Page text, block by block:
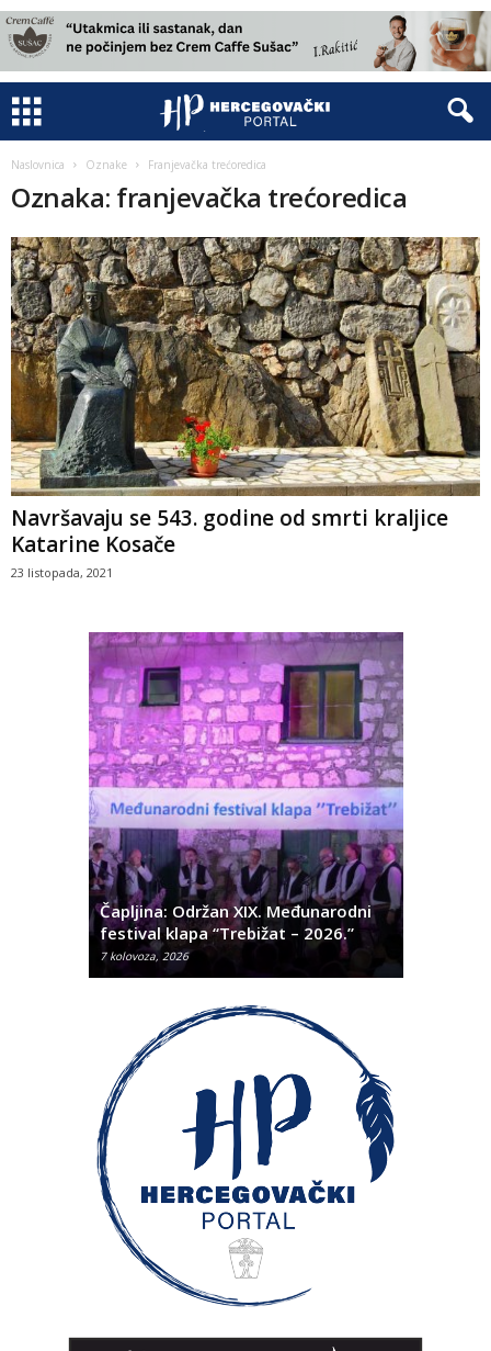
Naslovnica Oznake Franjevačka trećoredica
Oznaka: franjevačka trećoredica
Navršavaju se 543. godine od smrti kraljice
Katarine Kosače
23 listopada, 2021
Čapljina: Održan XIX. Međunarodni
festival klapa “Trebižat – 2026.”
7 kolovoza, 2026